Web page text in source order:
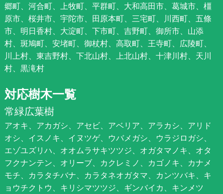
郷町、河合町、上牧町、平群町、大和高田市、葛城市、橿
原市、桜井市、宇陀市、田原本町、三宅町、川西町、五條
市、明日香村、大淀町、下市町、吉野町、御所市、山添
村、斑鳩町、安堵町、御杖村、高取町、王寺町、広陵町、
川上村、東吉野村、下北山村、上北山村、十津川村、天川
村、黒滝村
対応樹木一覧
常緑広葉樹
アオキ、アカガシ、アセビ、アベリア、アラカシ、アリド
オシ、イスノキ、イヌツゲ、ウバメガシ、ウラジロガシ、
エゾユズリハ、オオムラサキツツジ、オガタマノキ、オタ
フクナンテン、オリーブ、カクレミノ、カゴノキ、カナメ
モチ、カラタチバナ、カラタネオガタマ、カンツバキ、キ
ョウチクトウ、キリシマツツジ、ギンバイカ、キンメツ